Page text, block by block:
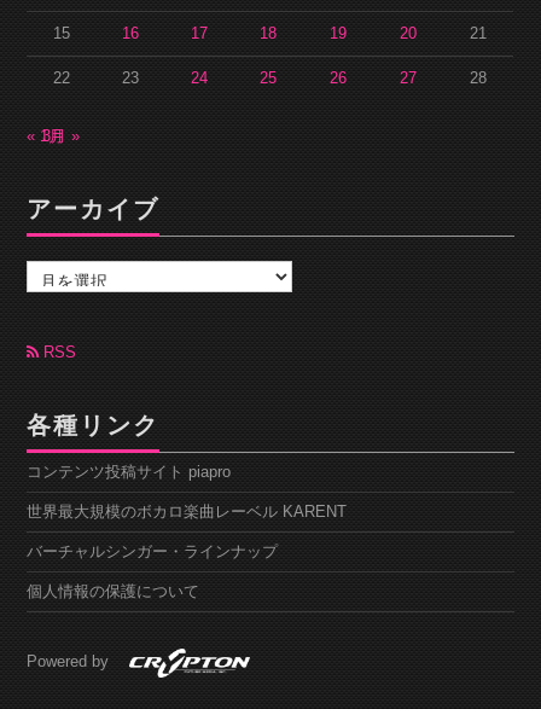
15 16 17 18 19 20 21
22 23 24 25 26 27 28
« 1月3月 »
アーカイブ
カ
ブ RSS
各種リンク
コンテンツ投稿サイト piapro
世界最大規模のボカロ楽曲レーベル KARENT
バーチャルシンガー・ラインナップ
個人情報の保護について
Powered by